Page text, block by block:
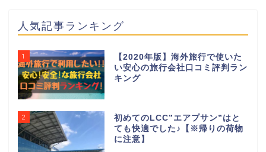
人気記事ランキング
1
【2020年版】海外旅行で使いた
い安心の旅行会社口コミ評判ラン
キング
2
初めてのLCC”エアプサン”はと
ても快適でした♪【※帰りの荷物
に注意】